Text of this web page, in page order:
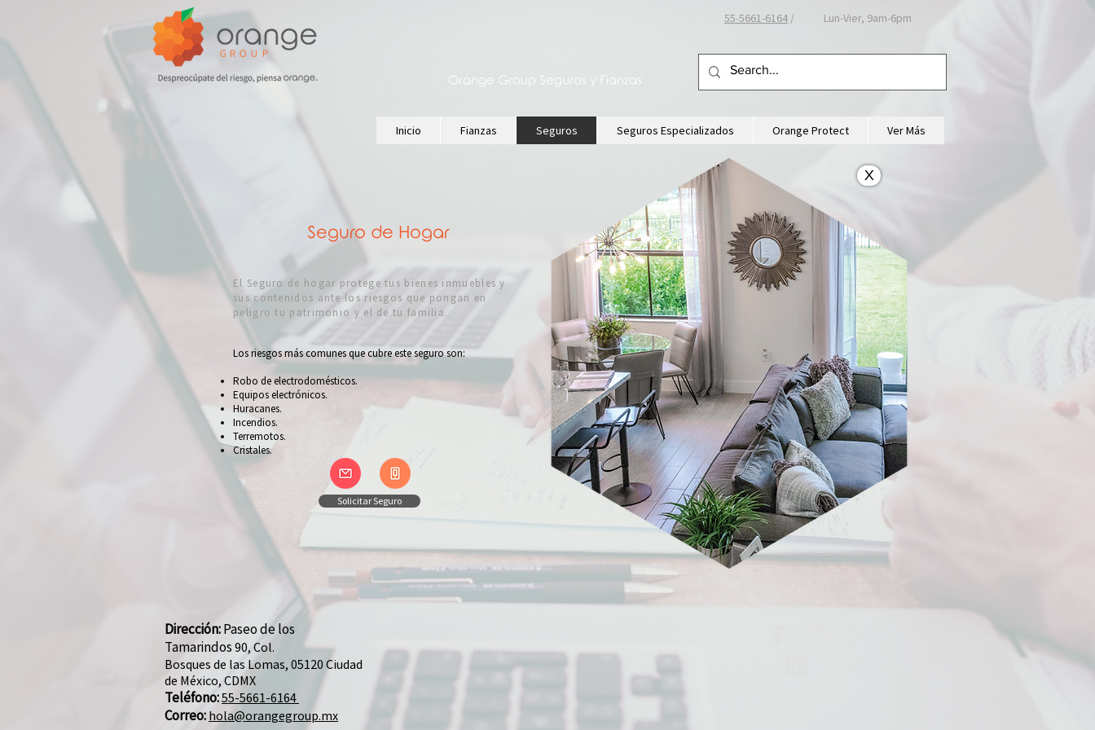
55-5661-6164 / Lun-Vier, 9am-6pm
Orange Group Seguros y Fianzas
Inicio Fianzas Seguros Seguros Especializados Orange Protect Ver Más
Seguro de Hogar
Los riesgos más comunes que cubre este seguro son:
Robo de electrodomésticos.
Equipos electrónicos.
Huracanes.
Incendios.
Terremotos.
Cristales.
El Seguro de hogar protege tus bienes inmuebles y
sus contenidos ante los riesgos que pongan en
peligro tu patrimonio y el de tu familia.
Solicitar Seguro
X
Dirección:Paseo de los
Tamarindos 90, Col.
Bosques de las Lomas, 05120 Ciudad
de México, CDMX
Teléfono:55-5661-6164
Correo: hola@orangegroup.mx